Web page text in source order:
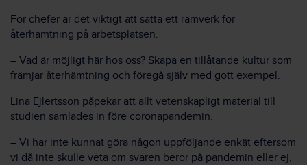
För chefer är det viktigt att sätta ett ramverk för
återhämtning på arbetsplatsen.
– Vad är möjligt här hos oss? Skapa en tillåtande kultur som
främjar återhämtning och föregå själv med gott exempel.
Lina Ejlertsson påpekar att allt vetenskapligt material till
studien samlades in före coronapandemin.
– Vi har inte kunnat göra någon uppföljande enkät eftersom
vi då inte skulle veta om svaren beror på pandemin eller ej,